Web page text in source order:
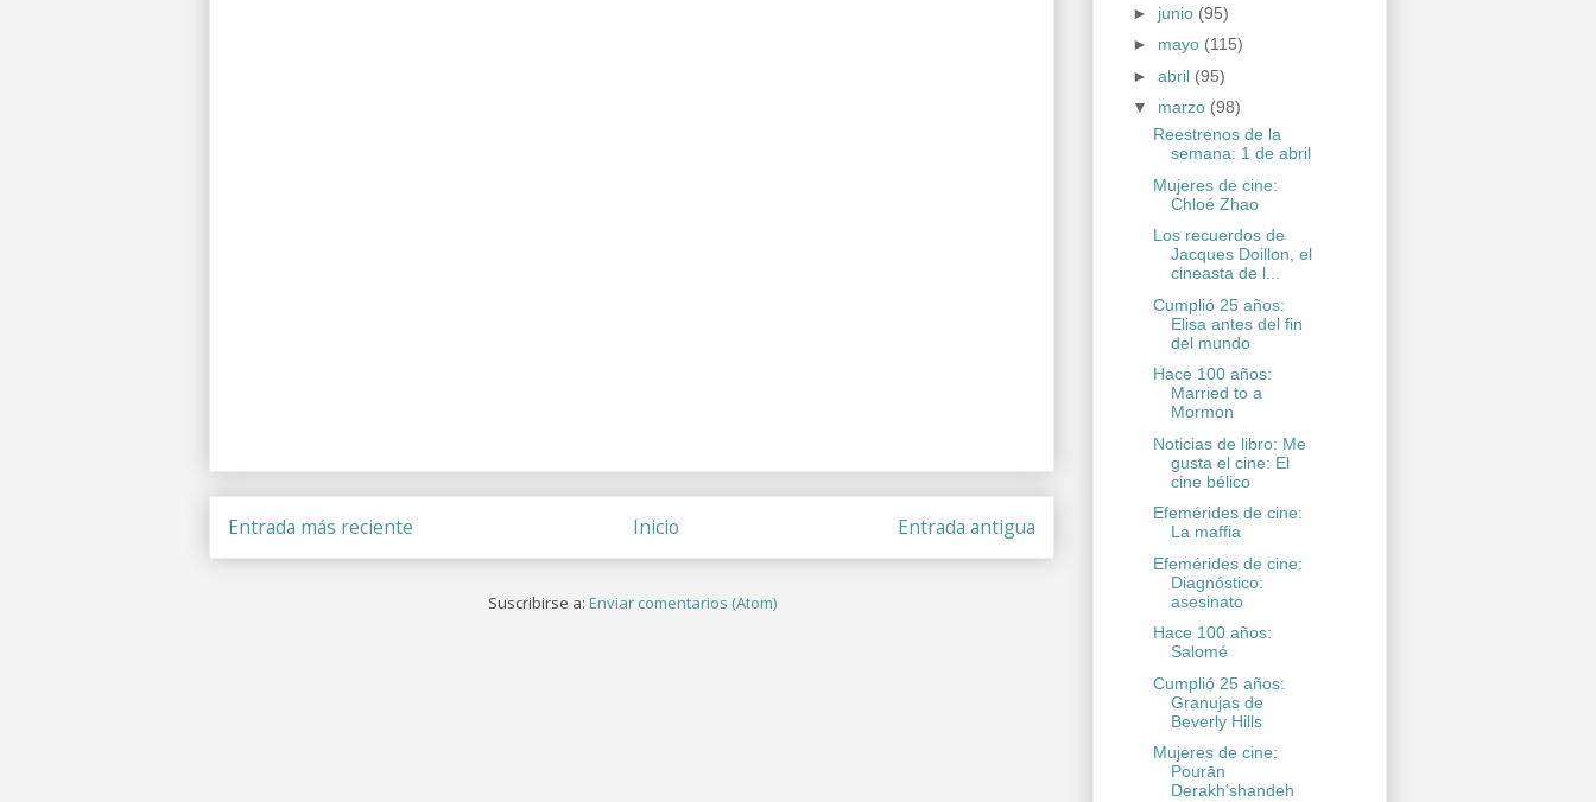
Entrada más reciente Entrada antigua
Inicio
Suscribirse a: Enviar comentarios (Atom)
► junio (95)
► mayo (115)
► abril (95)
▼ marzo (98)
Reestrenos de la
semana: 1 de abril
Mujeres de cine:
Chloé Zhao
Los recuerdos de
Jacques Doillon, el
cineasta de l...
Cumplió 25 años:
Elisa antes del fin
del mundo
Hace 100 años:
Married to a
Mormon
Noticias de libro: Me
gusta el cine: El
cine bélico
Efemérides de cine:
La maffia
Efemérides de cine:
Diagnóstico:
asesinato
Hace 100 años:
Salomé
Cumplió 25 años:
Granujas de
Beverly Hills
Mujeres de cine:
Pourān
Derakh'shandeh